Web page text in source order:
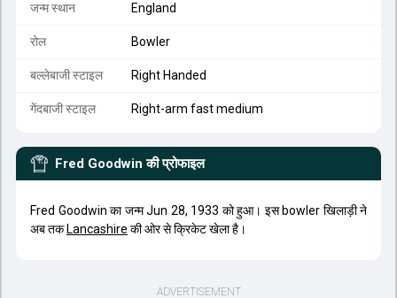
जन्म स्थान England
रोल Bowler
बल्लेबाजी स्टाइल Right Handed
गेंदबाजी स्टाइल Right-arm fast medium
Fred Goodwin की प्रोफाइल
Fred Goodwin का जन्म Jun 28, 1933 को हुआ। इस bowler खिलाड़ी ने
अब तक Lancashire की ओर से क्रिकेट खेला है।